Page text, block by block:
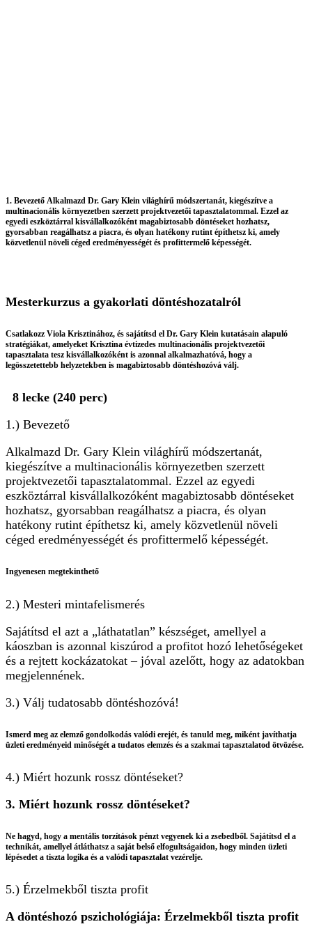
1. Bevezető Alkalmazd Dr. Gary Klein világhírű módszertanát, kiegészítve a
multinacionális környezetben szerzett projektvezetői tapasztalatommal. Ezzel az
egyedi eszköztárral kisvállalkozóként magabiztosabb döntéseket hozhatsz,
gyorsabban reagálhatsz a piacra, és olyan hatékony rutint építhetsz ki, amely
közvetlenül növeli céged eredményességét és profittermelő képességét.
Mesterkurzus a gyakorlati döntéshozatalról
Csatlakozz Viola Krisztinához, és sajátítsd el Dr. Gary Klein kutatásain alapuló
stratégiákat, amelyeket Krisztina évtizedes multinacionális projektvezetői
tapasztalata tesz kisvállalkozóként is azonnal alkalmazhatóvá, hogy a
legösszetettebb helyzetekben is magabiztosabb döntéshozóvá válj.
8 lecke (240 perc)
1.) Bevezető
Alkalmazd Dr. Gary Klein világhírű módszertanát,
kiegészítve a multinacionális környezetben szerzett
projektvezetői tapasztalatommal. Ezzel az egyedi
eszköztárral kisvállalkozóként magabiztosabb döntéseket
hozhatsz, gyorsabban reagálhatsz a piacra, és olyan
hatékony rutint építhetsz ki, amely közvetlenül növeli
céged eredményességét és profittermelő képességét.
Ingyenesen megtekinthető
2.) Mesteri mintafelismerés
Sajátítsd el azt a „láthatatlan” készséget, amellyel a
káoszban is azonnal kiszúrod a profitot hozó lehetőségeket
és a rejtett kockázatokat – jóval azelőtt, hogy az adatokban
megjelennének.
3.) Válj tudatosabb döntéshozóvá!
Ismerd meg az elemző gondolkodás valódi erejét, és tanuld meg, miként javíthatja
üzleti eredményeid minőségét a tudatos elemzés és a szakmai tapasztalatod ötvözése.
4.) Miért hozunk rossz döntéseket?
3. Miért hozunk rossz döntéseket?
Ne hagyd, hogy a mentális torzítások pénzt vegyenek ki a zsebedből. Sajátítsd el a
technikát, amellyel átláthatsz a saját belső elfogultságaidon, hogy minden üzleti
lépésedet a tiszta logika és a valódi tapasztalat vezérelje.
5.) Érzelmekből tiszta profit
A döntéshozó pszichológiája: Érzelmekből tiszta profit